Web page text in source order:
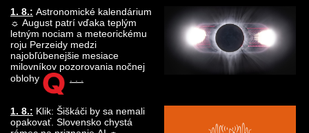
1. 8.: Astronomické kalendárium
☼ August patrí vďaka teplým
letným nociam a meteorickému
roju Perzeidy medzi
najobľúbenejšie mesiace
milovníkov pozorovania nočnej
oblohy
1. 8.: Klik: Šiškáči by sa nemali
opakovať. Slovensko chystá